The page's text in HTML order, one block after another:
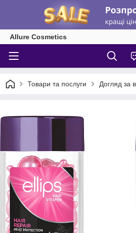
Allure Cosmetics
Товари та послуги Догляд за